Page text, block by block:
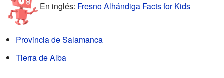
En inglés: Fresno Alhándiga Facts for Kids
Provincia de Salamanca
Tierra de Alba